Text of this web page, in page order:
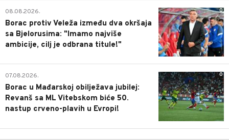
0
08.08.2026.
Borac protiv Veleža između dva okršaja
sa Bjelorusima: "Imamo najviše
ambicije, cilj je odbrana titule!"
0
07.08.2026.
Borac u Mađarskoj obilježava jubilej:
Revanš sa ML Vitebskom biće 50.
nastup crveno-plavih u Evropi!